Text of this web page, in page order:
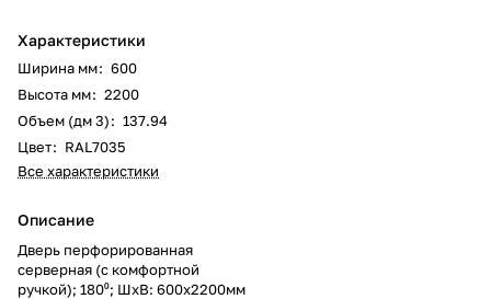
Характеристики
Ширина мм: 600
Высота мм: 2200
Объем (дм 3): 137.94
Цвет: RAL7035
Все характеристики
Описание
Дверь перфорированная
серверная (с комфортной
ручкой); 180⁰; ШхВ: 600х2200мм